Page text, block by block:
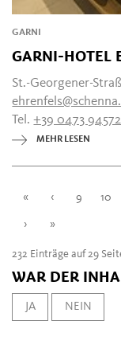
GARNI
GARNI-HOTEL
St.-Georgener-
Tel.+39 0473
MEHR LESEN
« ‹ 9 10
› »
232 Einträge auf 29
WAR DER
JA NEIN